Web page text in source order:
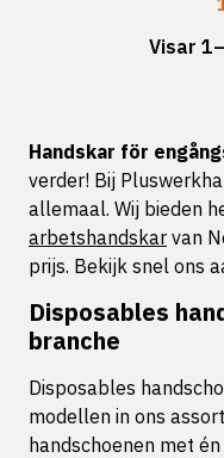
Visar
Handskar för
verder! Bij
allemaal. Wij bieden
arbetshandskar van
prijs. Bekijk snel ons
Disposables
branche
Disposables
modellen in ons
handschoenen met